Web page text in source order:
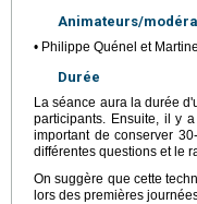
Animateurs/
• Philippe Quénel et
Durée
La séance aura la durée
participants. Ensuite, il y
important de conserver
différentes questions et le
On suggère que cette
lors des premières